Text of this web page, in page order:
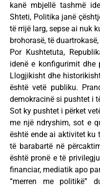
kanë mbjellë tashmë
Shteti, Politika janë
të rrijë larg, sepse ai nuk
brohorasë, të
Por Kushtetuta,
idenë e konfigurimit dhe
Llogjikisht dhe
është vetë publiku.
demokracinë si pushtet i
Sot ky pushtet i përket
me një ndryshim, sot e
është ende ai aktivitet ku
të barabartë në
është pronë e të
financiar, mediatik apo
“merren me politikë”